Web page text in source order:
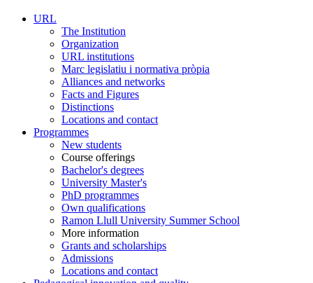
URL
The Institution
Organization
URL institutions
Marc legislatiu i normativa pròpia
Alliances and networks
Facts and Figures
Distinctions
Locations and contact
Programmes
New students
Course offerings
Bachelor's degrees
University Master's
PhD programmes
Own qualifications
Ramon Llull University Summer School
More information
Grants and scholarships
Admissions
Locations and contact